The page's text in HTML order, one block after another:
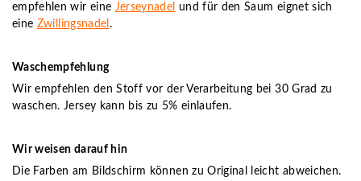
empfehlen wir eine Jerseynadel
und für den Saum eignet sich
eine Zwillingsnadel .
Waschempfehlung
Wir empfehlen den Stoff vor der Verarbeitung bei 30 Grad zu
waschen. Jersey kann bis zu 5% einlaufen.
Wir weisen darauf hin
Die Farben am Bildschirm können zu Original leicht abweichen.